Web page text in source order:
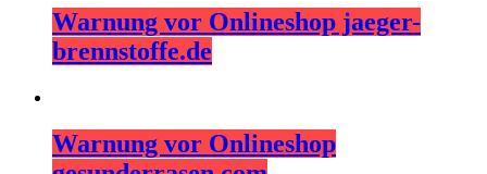
Warnung vor Onlineshop jaeger-
brennstoffe.de
Warnung vor Onlineshop